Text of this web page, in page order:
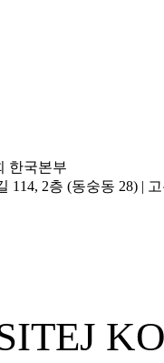
한국본부
114, 2층 (동숭동 28) |